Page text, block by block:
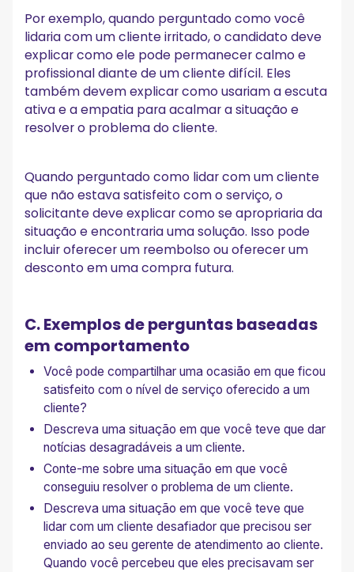
Por exemplo, quando perguntado como você
lidaria com um cliente irritado, o candidato deve
explicar como ele pode permanecer calmo e
profissional diante de um cliente difícil. Eles
também devem explicar como usariam a escuta
ativa e a empatia para acalmar a situação e
resolver o problema do cliente.
Quando perguntado como lidar com um cliente
que não estava satisfeito com o serviço, o
solicitante deve explicar como se apropriaria da
situação e encontraria uma solução. Isso pode
incluir oferecer um reembolso ou oferecer um
desconto em uma compra futura.
C. Exemplos de perguntas baseadas
em comportamento
Você pode compartilhar uma ocasião em que ficou
satisfeito com o nível de serviço oferecido a um
cliente?
Descreva uma situação em que você teve que dar
notícias desagradáveis a um cliente.
Conte-me sobre uma situação em que você
conseguiu resolver o problema de um cliente.
Descreva uma situação em que você teve que
lidar com um cliente desafiador que precisou ser
enviado ao seu gerente de atendimento ao cliente.
Quando você percebeu que eles precisavam ser